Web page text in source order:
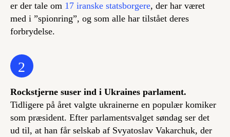
er der tale om 17 iranske statsborgere, der har været
med i ”spionring”, og som alle har tilstået deres
forbrydelse.
2
Rockstjerne suser ind i Ukraines parlament.
Tidligere på året valgte ukrainerne en populær komiker
som præsident. Efter parlamentsvalget søndag ser det
ud til, at han får selskab af Svyatoslav Vakarchuk, der